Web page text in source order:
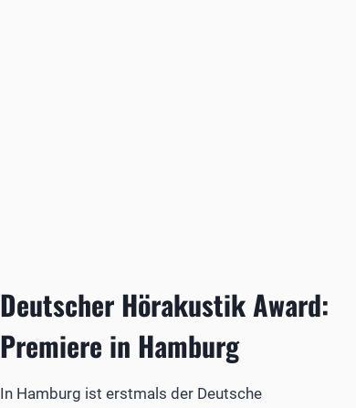
Deutscher Hörakustik Award:
Premiere in Hamburg
In Hamburg ist erstmals der Deutsche